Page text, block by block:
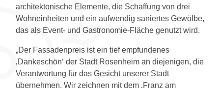
architektonische Elemente, die Schaffung von drei
Wohneinheiten und ein aufwendig saniertes Gewölbe,
das als Event- und Gastronomie-Fläche genutzt wird.
„Der Fassadenpreis ist ein tief empfundenes
‚Dankeschön‘ der Stadt Rosenheim an diejenigen, die
Verantwortung für das Gesicht unserer Stadt
übernehmen. Wir zeichnen mit dem ‚Franz am